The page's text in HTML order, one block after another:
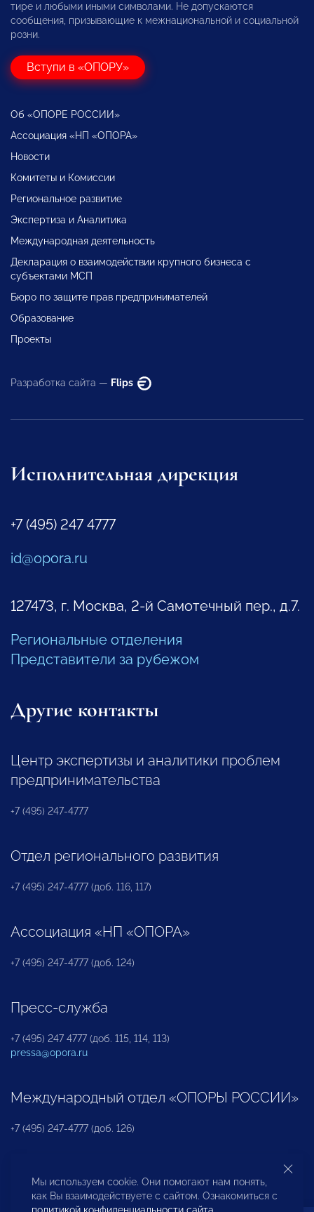
тире и любыми иными символами. Не допускаются
сообщения, призывающие к межнациональной и социальной
розни.
Вступи в «ОПОРУ»
Об «ОПОРЕ РОССИИ»
Ассоциация «НП «ОПОРА»
Новости
Комитеты и Комиссии
Региональное развитие
Экспертиза и Аналитика
Международная деятельность
Декларация о взаимодействии крупного бизнеса с
субъектами МСП
Бюро по защите прав предпринимателей
Образование
Проекты
Разработка сайта — Flips
Исполнительная дирекция
+7 (495) 247 4777
id@opora.ru
127473, г. Москва, 2-й Самотечный пер., д.7.
Региональные отделения
Представители за рубежом
Другие контакты
Центр экспертизы и аналитики проблем
предпринимательства
+7 (495) 247-4777
Отдел регионального развития
+7 (495) 247-4777 (доб. 116, 117)
Ассоциация «НП «ОПОРА»
+7 (495) 247-4777 (доб. 124)
Пресс-служба
+7 (495) 247 4777 (доб. 115, 114, 113)
pressa@opora.ru
Международный отдел «ОПОРЫ РОССИИ»
+7 (495) 247-4777 (доб. 126)
Бюро по защите прав предпринимателей и
инвесторов
Мы используем cookie. Они помогают нам понять,
как Вы взаимодействуете с сайтом. Ознакомиться с
политикой конфиденциальности сайта